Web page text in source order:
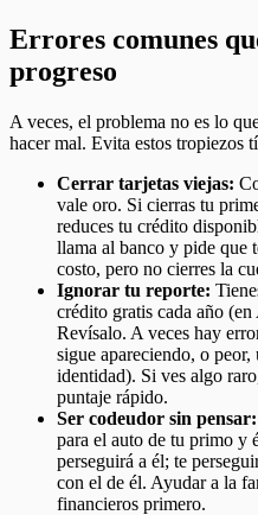
Errores comunes
progreso
A veces, el problema no es lo
hacer mal. Evita estos tropiezos
Cerrar tarjetas viejas:
vale oro. Si cierras tu
reduces tu crédito
llama al banco y pide que
costo, pero no cierres la
Ignorar tu reporte:
crédito gratis cada año
Revísalo. A veces hay
sigue apareciendo, o
identidad). Si ves algo
puntaje rápido.
Ser codeudor sin pensar:
para el auto de tu primo y
perseguirá a él; te
con el de él. Ayudar a la
financieros primero.